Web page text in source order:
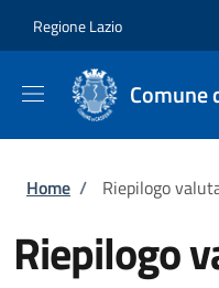
Regione Lazio
Comune
Briciole di
Home / Riepilogo
Riepilogo